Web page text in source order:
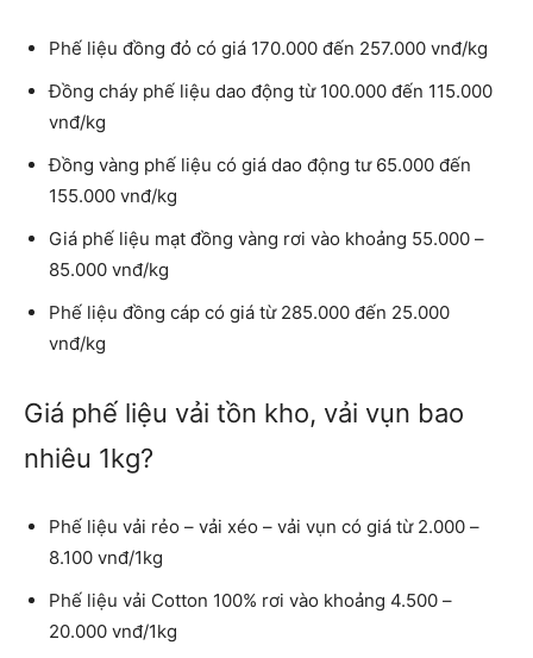
Phế liệu đồng đỏ có giá 170.000 đến 257.000 vnđ/kg
Đồng cháy phế liệu dao động từ 100.000 đến 115.000
vnđ/kg
Đồng vàng phế liệu có giá dao động tư 65.000 đến
155.000 vnđ/kg
Giá phế liệu mạt đồng vàng rơi vào khoảng 55.000 –
85.000 vnđ/kg
Phế liệu đồng cáp có giá từ 285.000 đến 25.000
vnđ/kg
Giá phế liệu vải tồn kho, vải vụn bao
nhiêu 1kg?
Phế liệu vải rẻo – vải xéo – vải vụn có giá từ 2.000 –
8.100 vnđ/1kg
Phế liệu vải Cotton 100% rơi vào khoảng 4.500 –
20.000 vnđ/1kg